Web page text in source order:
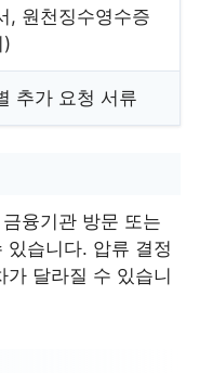
, 원천징수영수증
)
추가 요청 서류
융기관 방문 또는
있습니다. 압류 결정
가 달라질 수 있습니